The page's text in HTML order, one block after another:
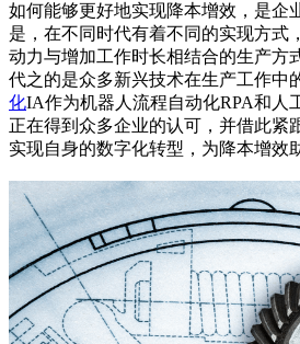
如何能够更好地实现降本增效，是企
是，在不同时代有着不同的实现方式
动力与增加工作时长相结合的生产方
代之的是众多新兴技术在生产工作中
化IA作为机器人流程自动化RPA和人
正在得到众多企业的认可，并借此紧
实现自身的数字化转型，为降本增效